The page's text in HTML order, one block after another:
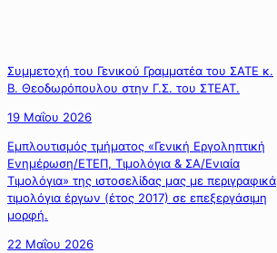
Συμμετοχή του Γενικού Γραμματέα του ΣΑΤΕ κ.
Β. Θεοδωρόπουλου στην Γ.Σ. του ΣΤΕΑΤ.
19 Μαΐου 2026
Εμπλουτισμός τμήματος «Γενική Εργοληπτική
Ενημέρωση/ΕΤΕΠ, Τιμολόγια & ΣΑ/Ενιαία
Τιμολόγια» της ιστοσελίδας μας με περιγραφικά
τιμολόγια έργων (έτος 2017) σε επεξεργάσιμη
μορφή.
22 Μαΐου 2026